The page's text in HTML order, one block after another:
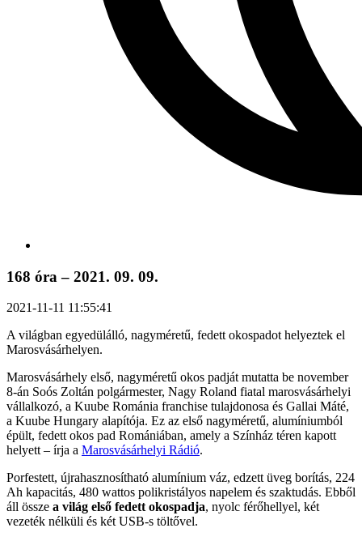
168 óra – 2021. 09. 09.
2021-11-11 11:55:41
A világban egyedülálló, nagyméretű, fedett okospadot helyeztek el
Marosvásárhelyen.
Marosvásárhely első, nagyméretű okos padját mutatta be november
8-án Soós Zoltán polgármester, Nagy Roland fiatal marosvásárhelyi
vállalkozó, a Kuube Románia franchise tulajdonosa és Gallai Máté,
a Kuube Hungary alapítója. Ez az első nagyméretű, alumíniumból
épült, fedett okos pad Romániában, amely a Színház téren kapott
helyett – írja a Marosvásárhelyi Rádió.
Porfestett, újrahasznosítható alumínium váz, edzett üveg borítás, 224
Ah kapacitás, 480 wattos polikristályos napelem és szaktudás. Ebből
áll össze a világ első fedett okospadja, nyolc férőhellyel, két
vezeték nélküli és két USB-s töltővel.